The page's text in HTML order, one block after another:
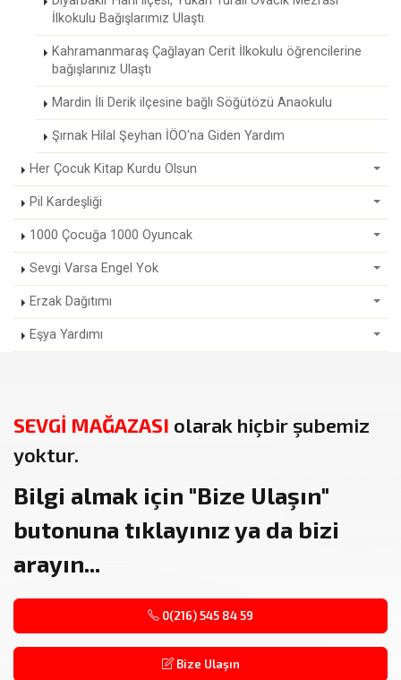
İlkokulu Bağışlarımız Ulaştı
Kahramanmaraş Çağlayan Cerit İlkokulu öğrencilerine
bağışlarınız Ulaştı
Mardin İli Derik ilçesine bağlı Söğütözü Anaokulu
Şırnak Hilal Şeyhan İÖO'na Giden Yardım
Her Çocuk Kitap Kurdu Olsun
Pil Kardeşliği
1000 Çocuğa 1000 Oyuncak
Sevgi Varsa Engel Yok
Erzak Dağıtımı
Eşya Yardımı
SEVGİ MAĞAZASI olarak hiçbir şubemiz
yoktur.
Bilgi almak için "Bize Ulaşın"
butonuna tıklayınız ya da bizi
arayın...
0(216) 545 84 59
Bize Ulaşın